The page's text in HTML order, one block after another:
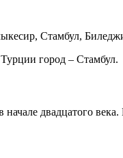
Стамбул,
город – Стамбул.
двадцатого